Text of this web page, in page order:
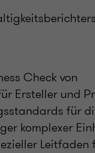
Check von
Ersteller und
für
komplexer